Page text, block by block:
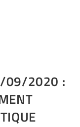
09/2020 :